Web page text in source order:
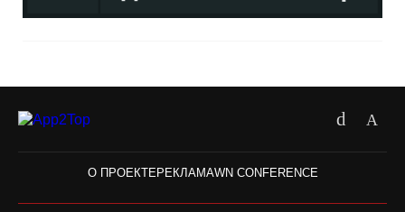
О ПРОЕКТЕРЕКЛАМАWN CONFERENCE